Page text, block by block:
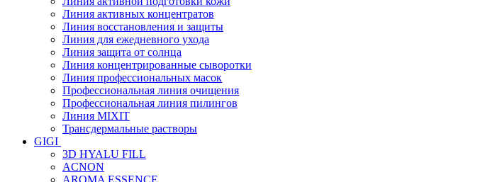
Линия активных концентратов
Линия восстановления и защиты
Линия для ежедневного ухода
Линия защита от солнца
Линия концентрированные сыворотки
Линия профессиональных масок
Профессиональная линия очищения
Профессиональная линия пилингов
Линия MIXIT
Трансдермальные растворы
GIGI
3D HYALU FILL
ACNON
AROMA ESSENCE